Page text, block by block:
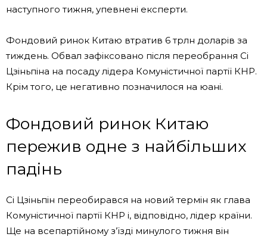
наступного тижня, упевнені експерти.
Фондовий ринок Китаю втратив 6 трлн доларів за
тиждень. Обвал зафіксовано після переобрання Сі
Цзіньпіна на посаду лідера Комуністичної партії КНР.
Крім того, це негативно позначилося на юані.
Фондовий ринок Китаю
пережив одне з найбільших
падінь
Сі Цзіньпін переобирався на новий термін як глава
Комуністичної партії КНР і, відповідно, лідер країни.
Ще на всепартійному з’їзді минулого тижня він